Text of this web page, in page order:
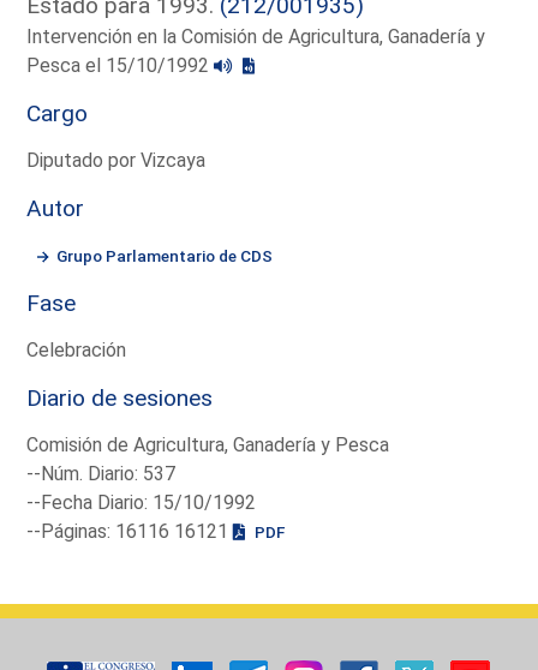
Intervención en la Comisión de Agricultura, Ganadería y
Pesca el 15/10/1992
Cargo
Diputado por Vizcaya
Autor
Grupo Parlamentario de CDS
Fase
Celebración
Diario de sesiones
Comisión de Agricultura, Ganadería y Pesca
--Núm. Diario: 537
--Fecha Diario: 15/10/1992
--Páginas: 16116 16121
PDF